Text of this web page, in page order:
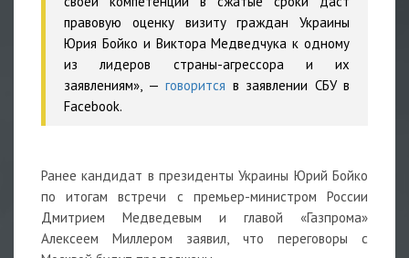
правовую оценку визиту граждан Украины
Юрия Бойко и Виктора Медведчука к одному
из лидеров страны-агрессора и их
заявлениям», — говорится в заявлении СБУ в
Facebook.
Ранее кандидат в президенты Украины Юрий Бойко
по итогам встречи с премьер-министром России
Дмитрием Медведевым и главой «Газпрома»
Алексеем Миллером заявил, что переговоры с